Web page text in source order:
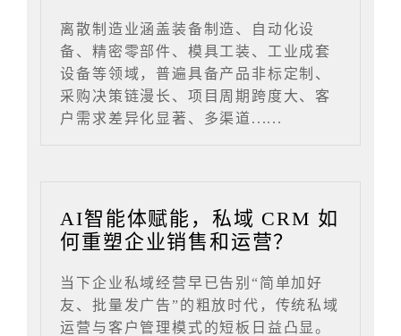
离散制造业涵盖装备制造、自动化设
备、精密零部件、模具工装、工业成套
设备等领域，普遍具备产品非标定制、
采购决策链漫长、项目周期跨度大、客
户需求差异化显著、多渠道......
AI智能体赋能，私域 CRM 如
何重塑企业销售和运营？
当下企业私域经营早已告别“简单加好
友、批量发广告”的粗放时代，传统私域
运营与客户管理模式的短板日益凸显。